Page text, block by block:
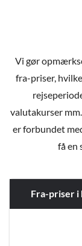
Vi gør
fra-priser,
valutakurser
er forbundet
få en
Fra-priser i